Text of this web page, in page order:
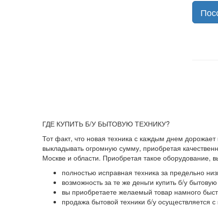
ГДЕ КУПИТЬ Б/У БЫТОВУЮ ТЕХНИКУ?
Тот факт, что новая техника с каждым днем
выкладывать огромную сумму, приобретая
Москве и области. Приобретая такое оборудование,
полностью исправная техника за предельно
возможность за те же деньги купить б/у
вы приобретаете желаемый товар намного
продажа бытовой техники б/у осуществляется